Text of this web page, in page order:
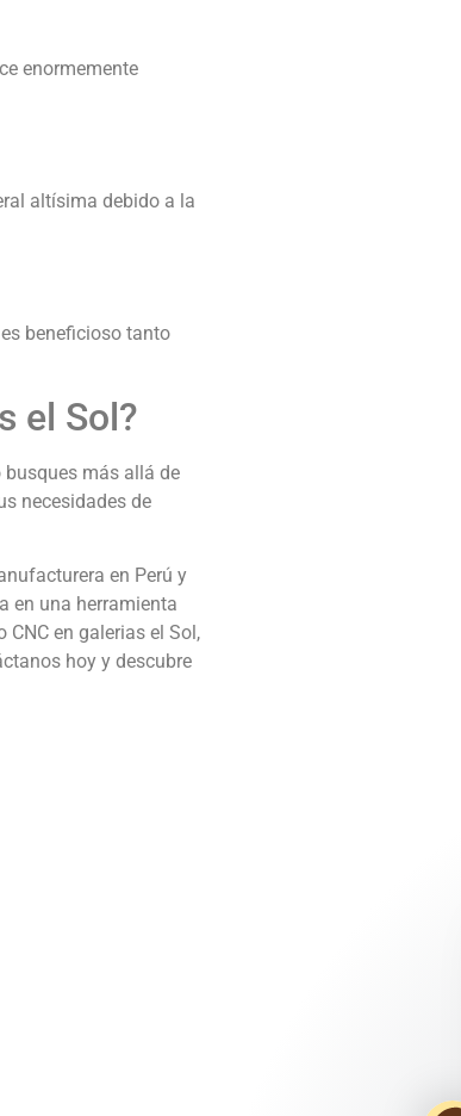
enormemente
altísima debido a la
beneficioso tanto
el Sol?
busques más allá de
necesidades de
en Perú y
en una herramienta
en galerias el Sol,
hoy y descubre